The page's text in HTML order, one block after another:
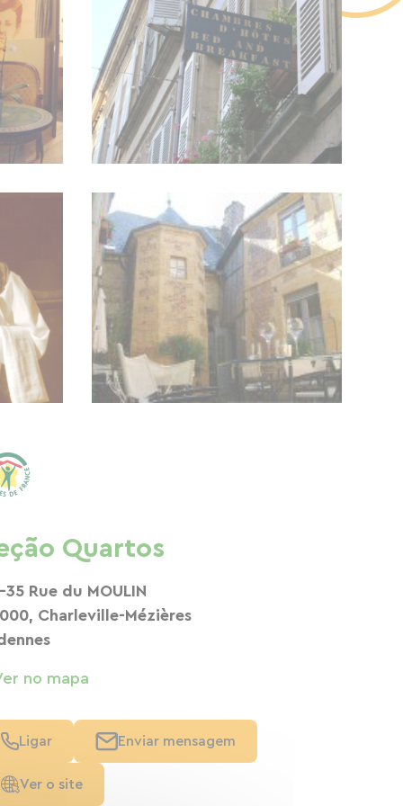
Quartos
35 Rue du MOULIN
Charleville-Mézières
no mapa
Ligar Enviar mensagem
Ver o site